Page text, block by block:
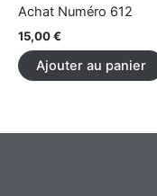
Achat Numéro 612
15,00€
Ajouter au panier